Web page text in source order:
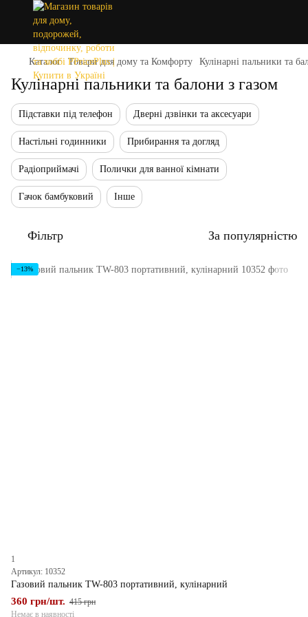
Каталог Товари для дому та Комфорту Кулінарні пальники та
Кулінарні пальники та балони з газом
Підставки під телефон Дверні дзвінки та аксесуари
Настільні годинники Прибирання та догляд
Радіоприймачі Полички для ванної кімнати
Гачок бамбуковий Інше
Фільтр За популярністю
−13%
1
Артикул: 10352
Газовий пальник TW-803 портативний, кулінарний
360 грн/шт. 415 грн
Немає в наявності